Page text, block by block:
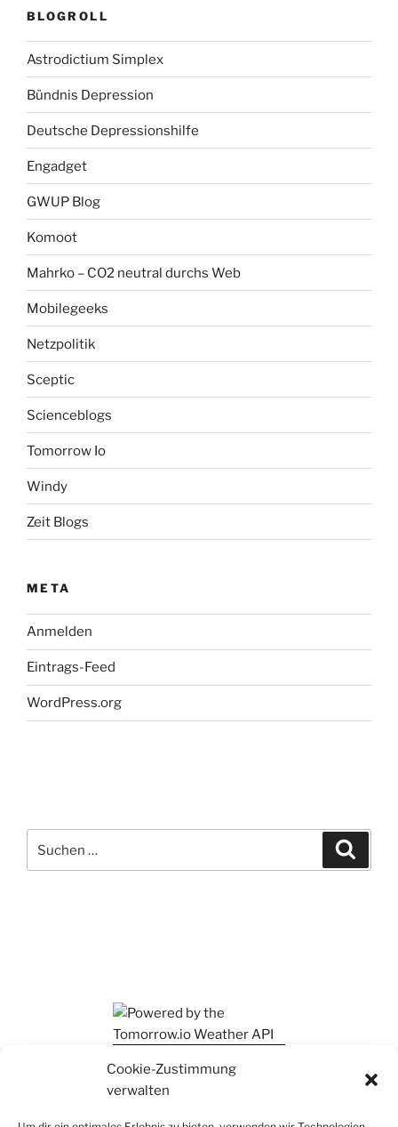
Cookie-Zustimmung
verwalten
BLOGROLL
Astrodictium Simplex
Bündnis Depression
Deutsche Depressionshilfe
Engadget
GWUP Blog
Komoot
Mahrko – CO2 neutral durchs Web
Mobilegeeks
Netzpolitik
Sceptic
Scienceblogs
Tomorrow Io
Windy
Zeit Blogs
META
Anmelden
Eintrags-Feed
WordPress.org
nach: